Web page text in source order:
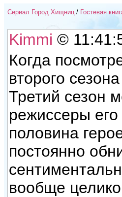
Сериал Город Хищниц / Гостевая
Kimmi ©
Когда
второго
Третий сезон
режиссеры
половина
постоянно
вообще